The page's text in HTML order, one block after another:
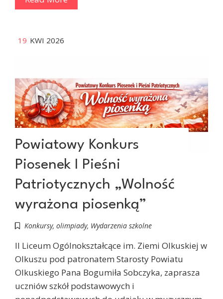
19 KWI 2026
Powiatowy Konkurs
Piosenek I Pieśni
Patriotycznych „Wolność
wyrażona piosenką”
Konkursy, olimpiady, Wydarzenia szkolne
II Liceum Ogólnokształcące im. Ziemi Olkuskiej w
Olkuszu pod patronatem Starosty Powiatu
Olkuskiego Pana Bogumiła Sobczyka, zaprasza
uczniów szkół podstawowych i